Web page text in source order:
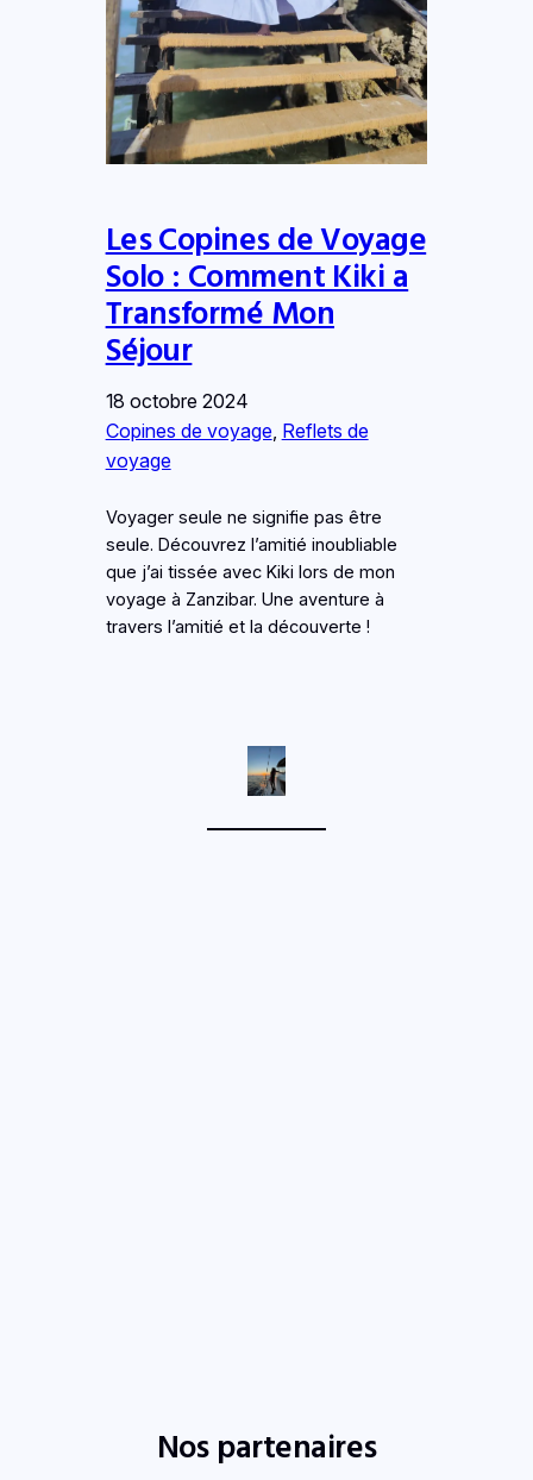
Les Copines de Voyage
Solo : Comment Kiki a
Transformé Mon
Séjour
18 octobre 2024
Copines de voyage, Reflets de
voyage
Voyager seule ne signifie pas être
seule. Découvrez l’amitié inoubliable
que j’ai tissée avec Kiki lors de mon
voyage à Zanzibar. Une aventure à
travers l’amitié et la découverte !
Nos partenaires